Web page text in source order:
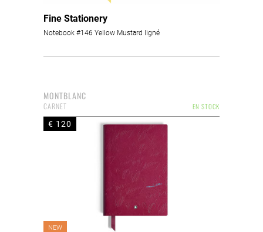
Fine Stationery
Notebook #146 Yellow Mustard ligné
MONTBLANC
EN STOCK
CARNET
€ 120
NEW